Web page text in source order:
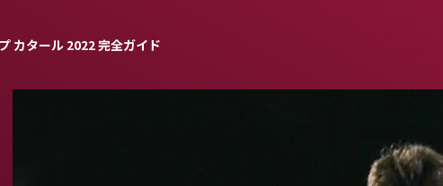
カタール 2022完全ガイド